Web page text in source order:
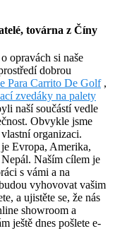
továrna z Číny
opravách si naše
dobrou
Para Carrito De Golf,
zvedáky na palety
naší součástí vedle
Obvykle jsme
organizaci.
Evropa, Amerika,
Naším cílem je
s vámi a na
vyhovovat vašim
a ujistěte se, že nás
showroom a
ještě dnes pošlete e-